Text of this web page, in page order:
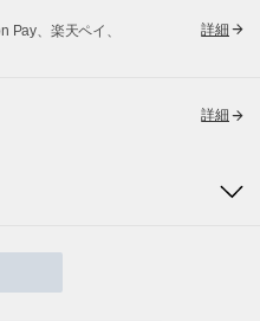
Pay、楽天ペイ、
詳細
詳細